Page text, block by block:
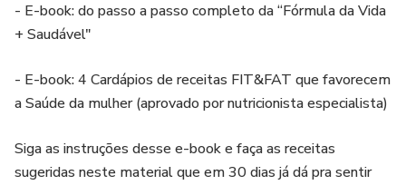
- E-book: do passo a passo completo da “Fórmula da Vida
+ Saudável"
- E-book: 4 Cardápios de receitas FIT&FAT que favorecem
a Saúde da mulher (aprovado por nutricionista especialista)
Siga as instruções desse e-book e faça as receitas
sugeridas neste material que em 30 dias já dá pra sentir